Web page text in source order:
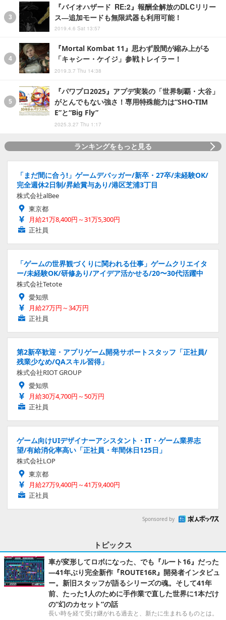
『バイオハザード RE:2』報酬全解放のDLCリリー
ス―追加モードも無限武器も利用可能！
2019.4.6 Sat 13:57
『Mortal Kombat 11』思わず股間が縮み上がる
「キャシー・ケイジ」参戦トレイラー！
2019.3.7 Thu 14:38
『パワプロ2025』アプデ実装の「世界制覇・大谷」
がとんでもない強さ！専用特殊能力は“SHO-TIM
E”と“Big Fly”
2025.3.27 Thu 1:17
ランキングをもっと見る
「まだ間に合う!」ゲームデバッガー/新卒・27卒/未経験OK/
完全週休2日制/昇給賞与あり/港区芝浦3丁目
株式会社alBee
東京都
月給21万8,400円～31万5,300円
正社員
「ゲームの世界観づくりに関われる仕事」ゲームクリエイタ
ー/未経験OK/研修あり/アイデア活かせる/20〜30代活躍中
株式会社Tetote
愛知県
月給27万円～34万円
正社員
第2新卒歓迎・アプリゲーム開発サポートスタッフ「正社員/
残業少なめ/QAスキル習得」
株式会社RIOT GROUP
愛知県
月給30万4,700円～50万円
正社員
ゲーム向けUIデザイナーアシスタント・IT・ゲーム業界志
望/有給消化率高い「正社員・年間休日125日」
株式会社LOP
東京都
月給27万9,400円～41万9,400円
正社員
Sponsored by
トピックス
車が変形してロボになった、でも『ルート16』だった
―41年ぶり完全新作『ROUTE16R』開発者インタビュ
ー。新旧スタッフが語るシリーズの魂。そして41年
前、たった1人のために手作業で直した世界に1本だけ
の“幻のカセット”の話
長い時を経て受け継がれる過去と、新たに生まれるものとは。